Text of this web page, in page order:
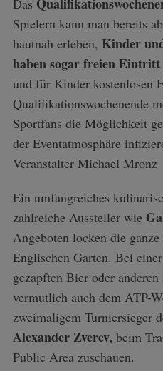
Spielern kann man bereits ab
hautnah erleben, Kinder
haben sogar freien Eintritt
und für Kinder kostenlosen
Qualifikationswochenende
Sportfans die Möglichkeit
der Eventatmosphäre
Veranstalter Michael Mronz
Ein umfangreiches
zahlreiche Aussteller wie
Angeboten locken die
Englischen Garten. Bei
gezapften Bier oder
vermutlich auch dem ATP-
zweimaligem Turniersieger
Alexander Zverev, beim
Public Area zuschauen.